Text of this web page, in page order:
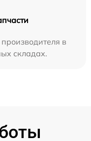
в
складах.